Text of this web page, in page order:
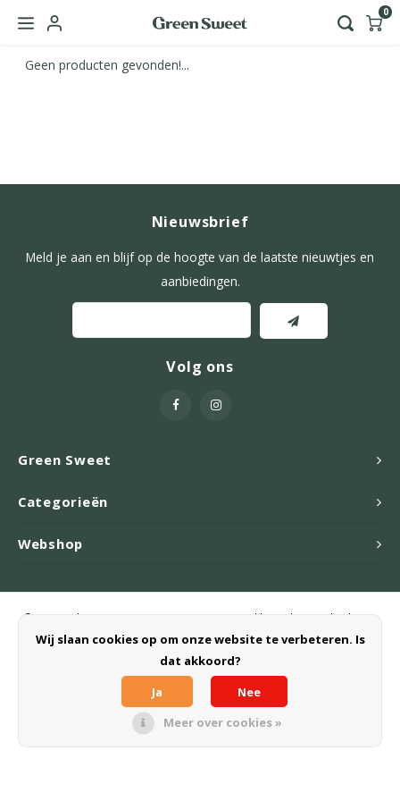
Hoofdmenu / green sweet zakelijk
0
Geen producten gevonden!...
Green Sweet
Nieuwsbrief
Meld je aan en blijf op de hoogte van de laatste nieuwtjes en
aanbiedingen.
Volg ons
Categorieën
Webshop
© Copyright 2026 Green Sweet B.V. - Powered byLightspeed- Theme
Shopmonkey
Wij slaan cookies op om onze website te verbeteren. Is
dat akkoord?
Ja
Nee
Meer over cookies »